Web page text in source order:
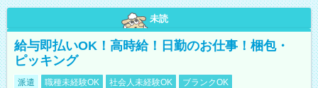
未読
給与即払いOK！高時給！日勤のお仕事！梱包・
ピッキング
派遣 職種未経験OK 社会人未経験OK
ブランクOK